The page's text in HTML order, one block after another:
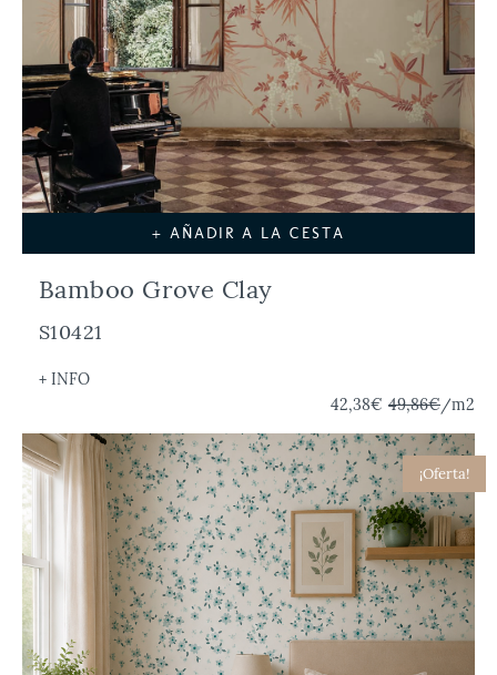
+ AÑADIR A LA CESTA
Bamboo Grove Clay
S10421
+ INFO
42,38€ 49,86€/m2
¡Oferta!